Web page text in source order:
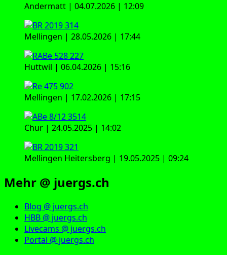
Andermatt | 04.07.2026 | 12:09
Mellingen | 28.05.2026 | 17:44
Huttwil | 06.04.2026 | 15:16
Mellingen | 17.02.2026 | 17:15
Chur | 24.05.2025 | 14:02
Mellingen Heitersberg | 19.05.2025 | 09:24
Mehr @ juergs.ch
Blog @ juergs.ch
HBB @ juergs.ch
Livecams @ juergs.ch
Portal @ juergs.ch